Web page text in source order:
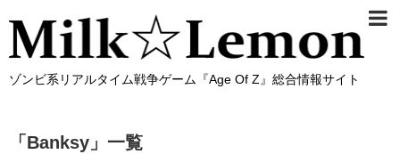
ゾンビ系リアルタイム戦争ゲーム『Age Of Z』総合情報サイト
「 Banksy 」 一覧